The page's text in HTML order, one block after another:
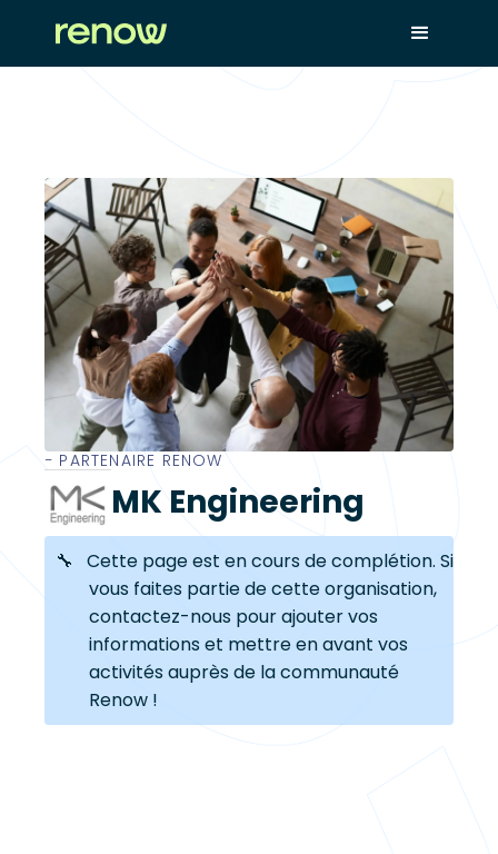
− PARTENAIRE RENOW
MK Engineering
🔧 Cette page est en cours de complétion. Si
vous faites partie de cette organisation,
contactez-nous pour ajouter vos
informations et mettre en avant vos
activités auprès de la communauté
Renow !